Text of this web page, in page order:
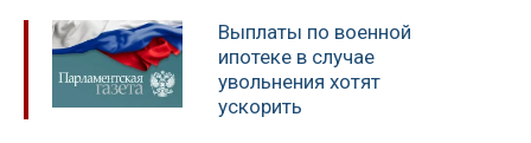
Выплаты по военной
ипотеке в случае
увольнения хотят
ускорить